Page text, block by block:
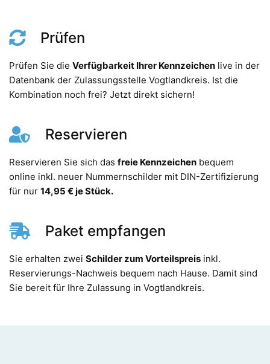
Prüfen
Prüfen Sie die Verfügbarkeit Ihrer Kennzeichen live in der
Datenbank der Zulassungsstelle Vogtlandkreis. Ist die
Kombination noch frei? Jetzt direkt sichern!
Reservieren
Reservieren Sie sich das freie Kennzeichen bequem
online inkl. neuer Nummernschilder mit DIN-Zertifizierung
für nur 14,95 € je Stück.
Paket empfangen
Sie erhalten zwei Schilder zum Vorteilspreis inkl.
Reservierungs-Nachweis bequem nach Hause. Damit sind
Sie bereit für Ihre Zulassung in Vogtlandkreis.